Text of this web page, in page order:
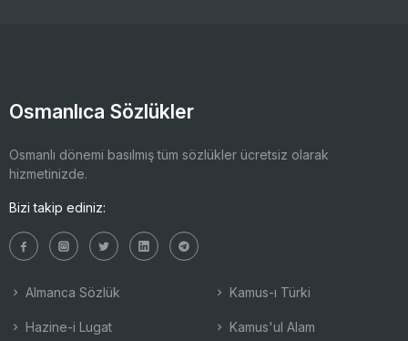
Osmanlıca Sözlükler
Osmanlı dönemi basılmış tüm sözlükler ücretsiz olarak
hizmetinizde.
Bizi takip ediniz:
Almanca Sözlük
Hazine-i Lugat
Kamus-ı Türki
Kamus'ul Alam